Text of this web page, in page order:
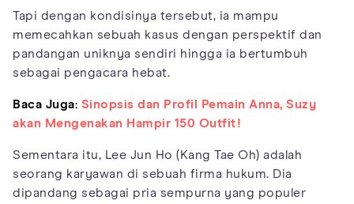
Tapi dengan kondisinya tersebut, ia mampu
memecahkan sebuah kasus dengan perspektif dan
pandangan uniknya sendiri hingga ia bertumbuh
sebagai pengacara hebat.
Baca Juga: Sinopsis dan Profil Pemain Anna, Suzy
akan Mengenakan Hampir 150 Outfit!
Sementara itu, Lee Jun Ho (Kang Tae Oh) adalah
seorang karyawan di sebuah firma hukum. Dia
dipandang sebagai pria sempurna yang populer